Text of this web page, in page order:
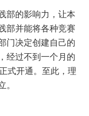
部的影响力，让本
部并能将各种竞赛
门决定创建自己的
经过不到一个月的
式开通。至此，理
。